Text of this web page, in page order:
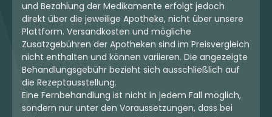
und Bezahlung der Medikamente erfolgt jedoch
direkt über die jeweilige Apotheke, nicht über unsere
Plattform. Versandkosten und mögliche
Zusatzgebühren der Apotheken sind im Preisvergleich
nicht enthalten und können variieren. Die angezeigte
Behandlungsgebühr bezieht sich ausschließlich auf
die Rezeptausstellung.
Eine Fernbehandlung ist nicht in jedem Fall möglich,
sondern nur unter den Voraussetzungen, dass bei